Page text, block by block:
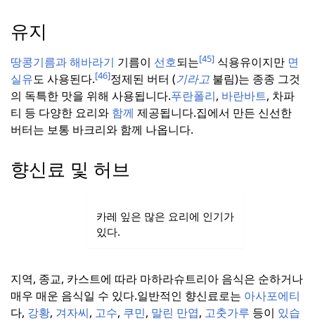
유지
땅콩기름과 해바라기 기름이 선호되는[45] 식용유이지만 면
실유도 사용된다.[46]정제된 버터 (기라고 불림)는 종종 그것
의 독특한 맛을 위해 사용됩니다.푸란폴리, 바란바트, 차파
티 등 다양한 요리와 함께 제공됩니다.집에서 만든 신선한
버터는 보통 바크리와 함께 나옵니다.
향신료 및 허브
카레 잎은 많은 요리에 인기가
있다.
지역, 종교, 카스트에 따라 마하라슈트리아 음식은 순하거나
매우 매운 음식일 수 있다.일반적인 향신료로는 아사포에티
다, 강황, 겨자씨, 고수, 쿠민, 말린 만엽, 고춧가루 등이 있습